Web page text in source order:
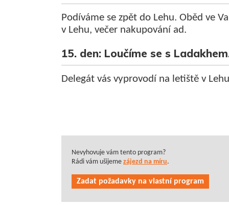
Podíváme se zpět do Lehu. Oběd ve
v Lehu, večer nakupování ad.
15. den: Loučíme se s
Delegát vás vyprovodí na letiště v
Nevyhovuje vám tento program?
Rádi vám ušijeme zájezd na míru.
Zadat požadavky na vlastní program